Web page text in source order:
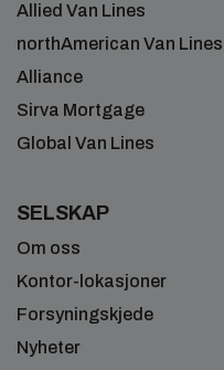
Allied Van Lines
northAmerican Van Lines
Alliance
Sirva Mortgage
Global Van Lines
SELSKAP
Om oss
Kontor-lokasjoner
Forsyningskjede
Nyheter